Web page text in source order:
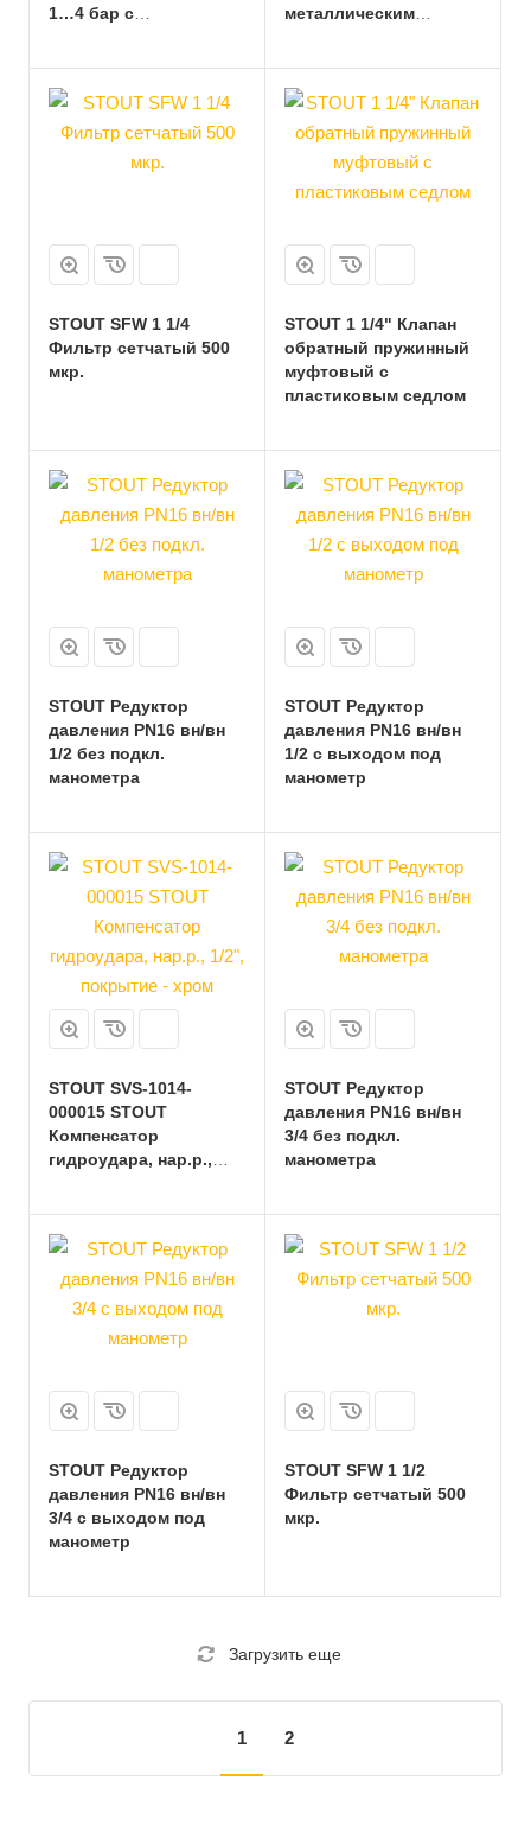
1…4 бар с
металлическим
STOUT SFW 1 1/4
Фильтр сетчатый 500
мкр.
STOUT 1 1/4" Клапан
обратный пружинный
муфтовый с
пластиковым седлом
STOUT Редуктор
давления PN16 вн/вн
1/2 без подкл.
манометра
STOUT Редуктор
давления PN16 вн/вн
1/2 с выходом под
манометр
STOUT SVS-1014-
000015 STOUT
Компенсатор
гидроудара, нар.р.,
STOUT Редуктор
давления PN16 вн/вн
3/4 без подкл.
манометра
STOUT Редуктор
давления PN16 вн/вн
3/4 с выходом под
манометр
STOUT SFW 1 1/2
Фильтр сетчатый 500
мкр.
Загрузить еще
1 2